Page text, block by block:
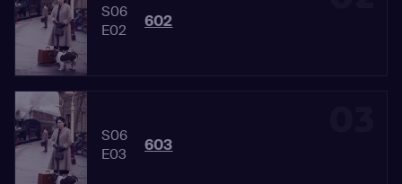
S06
E02
602
S06
E03
603